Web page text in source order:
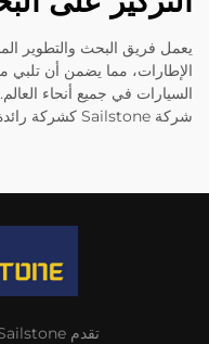
يعمل فريق البحث والتطوير
الإطارات، مما يضمن أن تلبي
السيارات في جميع أنحاء
شركة Sailstone كشركة رائدة في إنتاج الإطارات الجيدة.